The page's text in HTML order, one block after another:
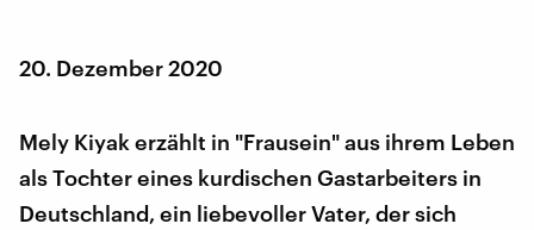
20. Dezember 2020
Mely Kiyak erzählt in "Frausein" aus ihrem Leben
als Tochter eines kurdischen Gastarbeiters in
Deutschland, ein liebevoller Vater, der sich